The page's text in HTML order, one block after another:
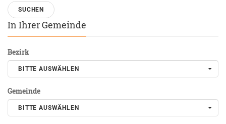
In Ihrer Gemeinde
Bezirk
BITTE AUSWÄHLEN
Gemeinde
BITTE AUSWÄHLEN